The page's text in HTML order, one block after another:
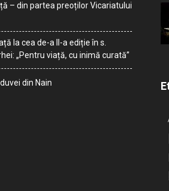
– din partea preoților Vicariatului
la cea de-a II-a ediție în s.
„Pentru viață, cu inimă curată”
din Nain